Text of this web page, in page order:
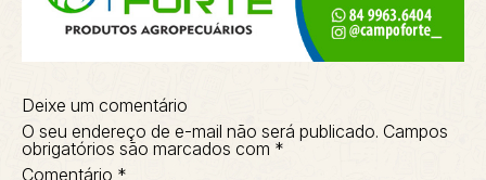
Deixe um comentário
O seu endereço de e-mail não será publicado. Campos
obrigatórios são marcados com *
Comentário *